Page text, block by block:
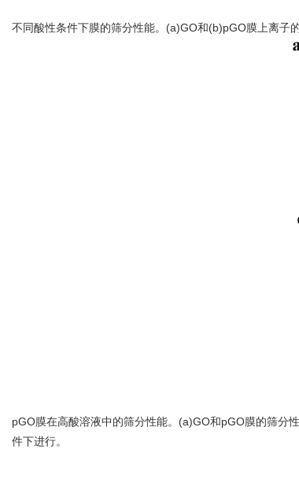
不同酸性条件下膜的筛分性能。(a)GO和(b)pGO膜上离子
pGO膜在高酸溶液中的筛分性能。(a)GO和pGO膜的筛分
件下进行。